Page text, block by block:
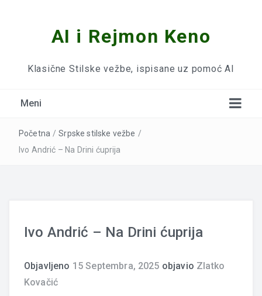
AI i Rejmon Keno
Klasične Stilske vežbe, ispisane uz pomoć AI
Meni
Početna / Srpske stilske vežbe /
Ivo Andrić – Na Drini ćuprija
Ivo Andrić – Na Drini ćuprija
Objavljeno 15 Septembra, 2025 objavio Zlatko
Kovačić